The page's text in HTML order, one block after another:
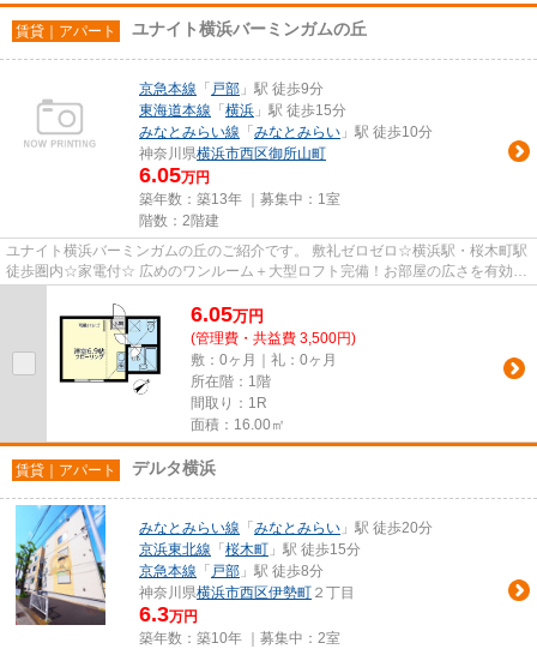
賃貸｜アパート ユナイト横浜バーミンガムの丘
京急本線 「 戸部 」駅 徒歩9分
東海道本線 「 横浜 」駅 徒歩15分
みなとみらい線 「 みなとみらい 」駅 徒歩10分
神奈川県横浜市西区御所山町
6.05万円
築年数：築13年 ｜募集中： 1室
階数：2階建
ユナイト横浜バーミンガムの丘のご紹介です。 敷礼ゼロゼロ☆横浜駅・桜木町駅
徒歩圏内☆家電付☆ 広めのワンルーム＋大型ロフト完備！お部屋の広さを有効活
6.05万円
(管理費・共益費 3,500円)
敷：0ヶ月｜礼：0ヶ月
所在階：1階
間取り：1R
面積：16.00㎡
賃貸｜アパート デルタ横浜
みなとみらい線 「 みなとみらい 」駅 徒歩20分
京浜東北線 「 桜木町 」駅 徒歩15分
京急本線 「 戸部 」駅 徒歩8分
神奈川県横浜市西区伊勢町 ２丁目
6.3万円
築年数：築10年 ｜募集中： 2室